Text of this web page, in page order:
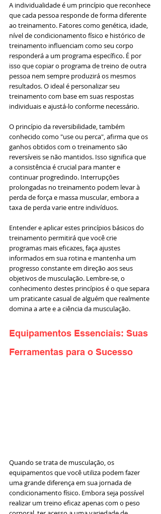
A individualidade é um princípio que reconhece
que cada pessoa responde de forma diferente
ao treinamento. Fatores como genética, idade,
nível de condicionamento físico e histórico de
treinamento influenciam como seu corpo
responderá a um programa específico. É por
isso que copiar o programa de treino de outra
pessoa nem sempre produzirá os mesmos
resultados. O ideal é personalizar seu
treinamento com base em suas respostas
individuais e ajustá-lo conforme necessário.
O princípio da reversibilidade, também
conhecido como "use ou perca", afirma que os
ganhos obtidos com o treinamento são
reversíveis se não mantidos. Isso significa que
a consistência é crucial para manter e
continuar progredindo. Interrupções
prolongadas no treinamento podem levar à
perda de força e massa muscular, embora a
taxa de perda varie entre indivíduos.
Entender e aplicar estes princípios básicos do
treinamento permitirá que você crie
programas mais eficazes, faça ajustes
informados em sua rotina e mantenha um
progresso constante em direção aos seus
objetivos de musculação. Lembre-se, o
conhecimento destes princípios é o que separa
um praticante casual de alguém que realmente
domina a arte e a ciência da musculação.
Equipamentos Essenciais: Suas
Ferramentas para o Sucesso
Quando se trata de musculação, os
equipamentos que você utiliza podem fazer
uma grande diferença em sua jornada de
condicionamento físico. Embora seja possível
realizar um treino eficaz apenas com o peso